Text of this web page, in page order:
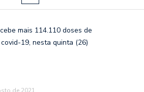
mais 114.110 doses de
19, nesta quinta (26)
de 2021